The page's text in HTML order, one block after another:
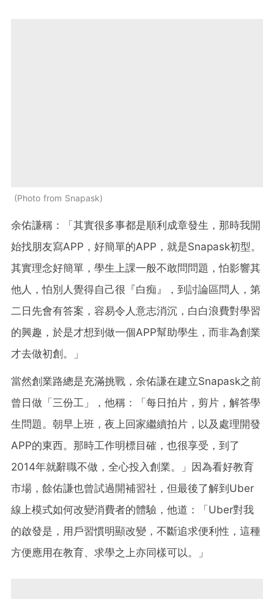
Photo from Snapask
余佑謙稱：「其實很多事都是順利成章發生，那時我開
始找朋友寫APP，好簡單的APP，就是Snapask初型。
其實理念好簡單，學生上課一般不敢問問題，怕影響其
他人，怕別人覺得自己很『白痴』，到討論區問人，第
二日先會有答案，容易令人意志消沉，白白浪費對學習
的興趣， 於是才想到做一個APP幫助學生，而非為創業
才去做初創。」
當然創業路總是充滿挑戰，余佑謙在建立Snapask之前
曾日做「三份工」，他稱：「每日拍片，剪片，解答學
生問題。朝早上班，夜上回家繼續拍片，以及處理開發
APP的東西。那時工作明標目確，也很享受，到了
2014年就辭職不做，全心投入創業。」因為看好教育
市場，餘佑謙也曾試過開補習社，但最後了解到Uber
線上模式如何改變消費者的體驗，他道：「Uber對我
的啟發是，用戶習慣明顯改變，不斷追求便利性，這種
方便應用在教育、求學之上亦同樣可以。」